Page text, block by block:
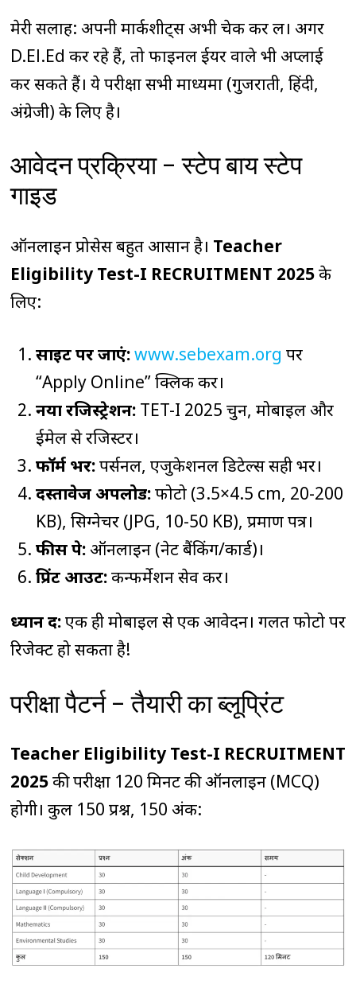
मेरी सलाह: अपनी मार्कशीट्स अभी चेक कर लें। अगर
D.El.Ed कर रहे हैं, तो फाइनल ईयर वाले भी अप्लाई
कर सकते हैं। ये परीक्षा सभी माध्यमों (गुजराती, हिंदी,
अंग्रेजी) के लिए है।
आवेदन प्रक्रिया – स्टेप बाय स्टेप
गाइड
ऑनलाइन प्रोसेस बहुत आसान है। Teacher
Eligibility Test-I RECRUITMENT 2025के
लिए:
साइट पर जाएं:www.sebexam.org पर
“Apply Online” क्लिक करें।
नया रजिस्ट्रेशन:TET-I 2025 चुनें, मोबाइल और
ईमेल से रजिस्टर।
फॉर्म भरें:पर्सनल, एजुकेशनल डिटेल्स सही भरें।
दस्तावेज अपलोड:फोटो (3.5×4.5 cm, 20-200
KB), सिग्नेचर (JPG, 10-50 KB), प्रमाण पत्र।
फीस पे:ऑनलाइन (नेट बैंकिंग/कार्ड)।
प्रिंट आउट:कन्फर्मेशन सेव करें।
ध्यान दें:एक ही मोबाइल से एक आवेदन। गलत फोटो पर
रिजेक्ट हो सकता है!
परीक्षा पैटर्न – तैयारी का ब्लूप्रिंट
Teacher Eligibility Test-I RECRUITMENT
2025की परीक्षा 120 मिनट की ऑनलाइन (MCQ)
होगी। कुल 150 प्रश्न, 150 अंक: